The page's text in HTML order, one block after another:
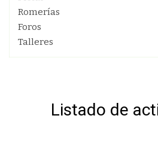
Romerías
Foros
Talleres
Listado de